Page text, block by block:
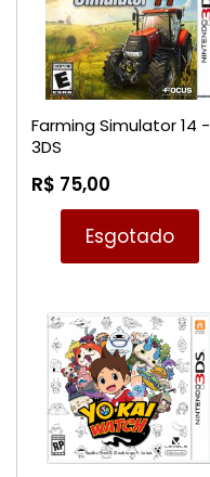
Farming Simulator 14 -
3DS
R$ 75,00
Esgotado